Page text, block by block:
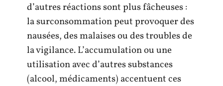
d’autres réactions sont plus fâcheuses :
la surconsommation peut provoquer des
nausées, des malaises ou des troubles de
la vigilance. L’accumulation ou une
utilisation avec d’autres substances
(alcool, médicaments) accentuent ces